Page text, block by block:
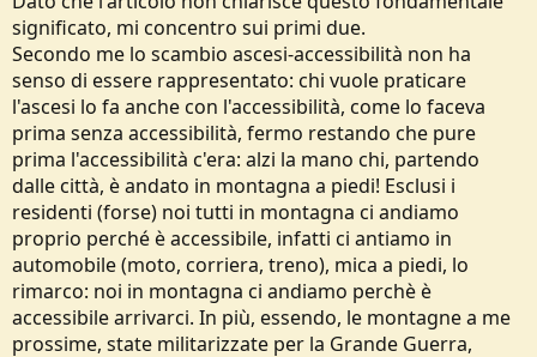
significato, mi concentro sui primi due.
Secondo me lo scambio ascesi-accessibilità non ha
senso di essere rappresentato: chi vuole praticare
l'ascesi lo fa anche con l'accessibilità, come lo faceva
prima senza accessibilità, fermo restando che pure
prima l'accessibilità c'era: alzi la mano chi, partendo
dalle città, è andato in montagna a piedi! Esclusi i
residenti (forse) noi tutti in montagna ci andiamo
proprio perché è accessibile, infatti ci antiamo in
automobile (moto, corriera, treno), mica a piedi, lo
rimarco: noi in montagna ci andiamo perchè è
accessibile arrivarci. In più, essendo, le montagne a me
prossime, state militarizzate per la Grande Guerra,